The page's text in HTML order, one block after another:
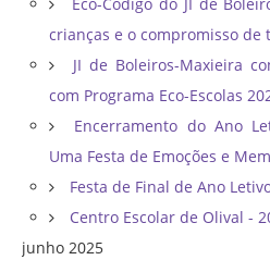
Eco-Código do JI de
crianças e o compromisso de
JI de Boleiros-Maxieira
com Programa Eco-Escolas
Encerramento do Ano
Uma Festa de Emoções e
Festa de Final de Ano
Centro Escolar de Olival -
junho 2025